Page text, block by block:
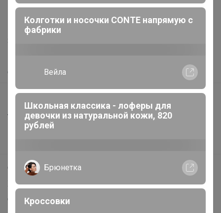
support@24-ok.ru
Написать в поддержку
Защита покупателя
О нас
Все предложения
Анонсы
Новости
Самое выгодное
Хиты продаж
Самое желанное
Колготки и носочки CONTE напрямую с
фабрики
Вейла
Школьная классика - лоферы для
девочки из натуральной кожи, 820
рублей
Брюнетка
Кроссовки